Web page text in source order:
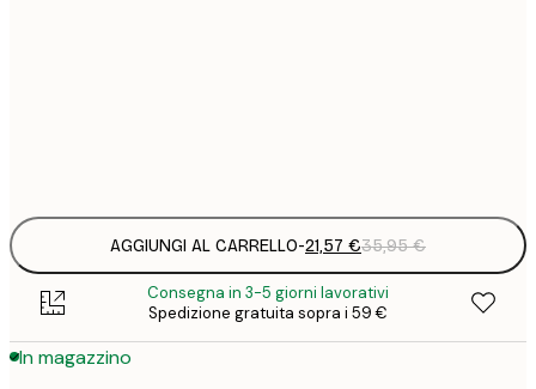
AGGIUNGI AL CARRELLO-21,57 €35,95 €
Consegna in 3-5 giorni lavorativi
Spedizione gratuita sopra i 59 €
In magazzino